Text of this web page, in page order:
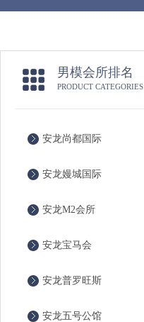
男模会所排名
PRODUCT CATEGORIES
安龙尚都国际
安龙嫚城国际
安龙M2会所
安龙宝马会
安龙普罗旺斯
安龙五号公馆